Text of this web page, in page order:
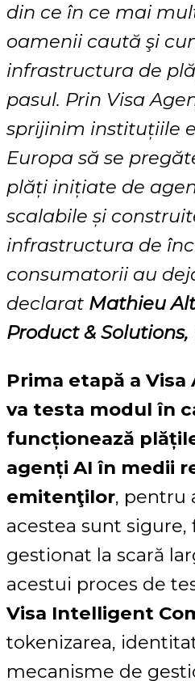
din ce în ce mai
oamenii caută şi
infrastructura de
pasul. Prin Visa
sprijinim instituțiile
Europa să se
plăți inițiate de
scalabile și
infrastructura de
consumatorii au
declarat Mathieu
Product & Solutions,
Prima etapă a
va testa modul în
funcționează
agenți AI în medii
emitenţilor, pentru
acestea sunt sigure,
gestionat la scară
acestui proces de
Visa Intelligent
tokenizarea,
mecanisme de